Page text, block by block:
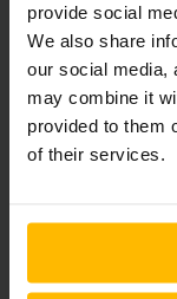
provide social
We also share
our social media,
may combine it
provided to them
of their services.
EFG 1 serie | 3-wl
kW/h
EFG 2 serie | 3-wl
kW/h
EFG 3-serie | 4-wl
kW/h
EFG 4-serie | 4-wl